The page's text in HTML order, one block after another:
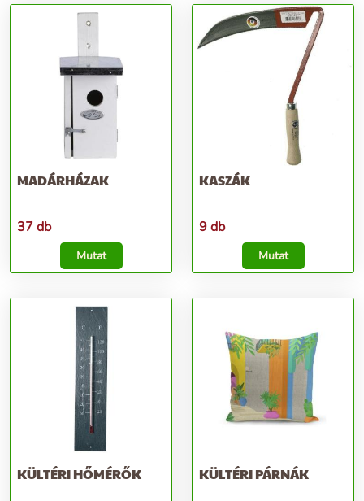
MADÁRHÁZAK
37 db
Mutat
KASZÁK
9 db
Mutat
KÜLTÉRI HŐMÉRŐK KÜLTÉRI PÁRNÁK